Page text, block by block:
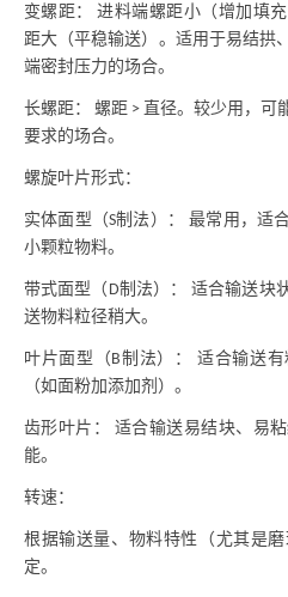
变螺距：
进料端螺距小（增加填
距大（平稳输送）。适用于易结拱
端密封压力的场合。
长螺距： 螺距 > 直径。较少用，可
要求的场合。
螺旋叶片形式：
实体面型（S制法）： 最常用，适
小颗粒物料。
带式面型（ D制法）： 适合输送块
送物料粒径稍大。
叶片面型（B制法）： 适合输送
（如面粉加添加剂）。
齿形叶片：
适合输送易结块、易
能。
转速：
根据输送量、物料特性（尤其是
定。